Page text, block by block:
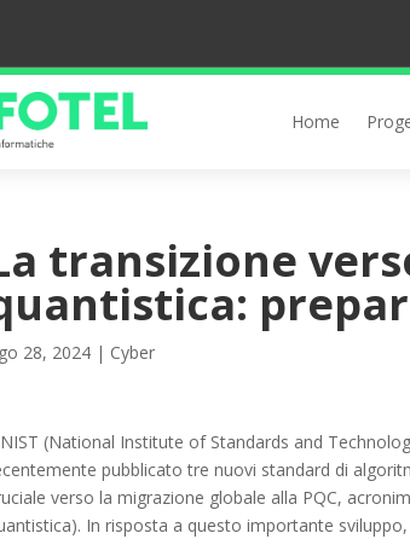
Home
transizione
28, 2024 | Cyber
(National Institute of Standards and
pubblicato tre nuovi standard di
verso la migrazione globale alla PQC,
In risposta a questo importante